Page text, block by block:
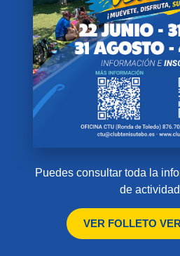
Puedes consultar toda la
de
VER FOLLETO